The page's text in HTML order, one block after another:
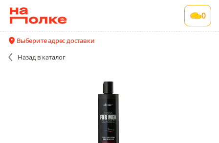
0
Выберите адрес доставки
Назад в каталог
Гель для душа Вiтэкс For Men Classic для
мужчин ежедневный уход 400 мл., ПЭТ